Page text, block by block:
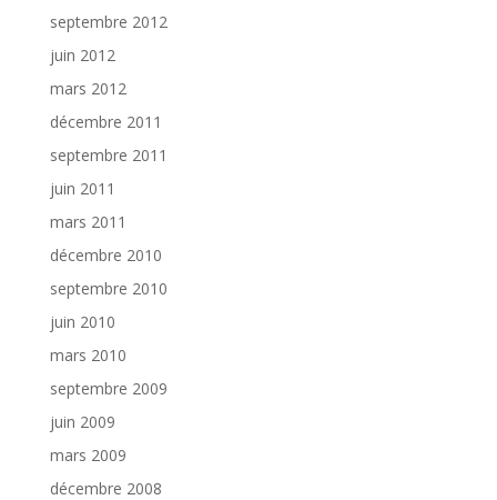
septembre 2012
juin 2012
mars 2012
décembre 2011
septembre 2011
juin 2011
mars 2011
décembre 2010
septembre 2010
juin 2010
mars 2010
septembre 2009
juin 2009
mars 2009
décembre 2008